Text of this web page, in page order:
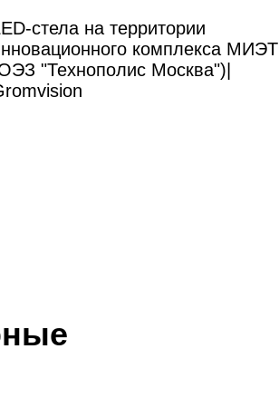
стела на территории
комплекса МИЭТ
"Технополис Москва")|